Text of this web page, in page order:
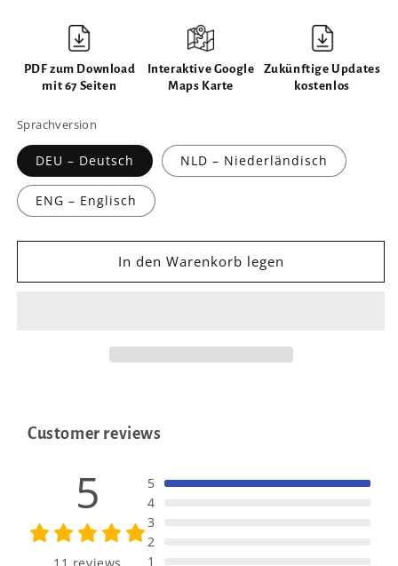
PDF zum Download
mit 67 Seiten
Interaktive Google
Maps Karte
Zukünftige Updates
kostenlos
Sprachversion
DEU – Deutsch NLD – Niederländisch
ENG – Englisch
In den Warenkorb legen
Customer reviews
5
5
4
3
2
1